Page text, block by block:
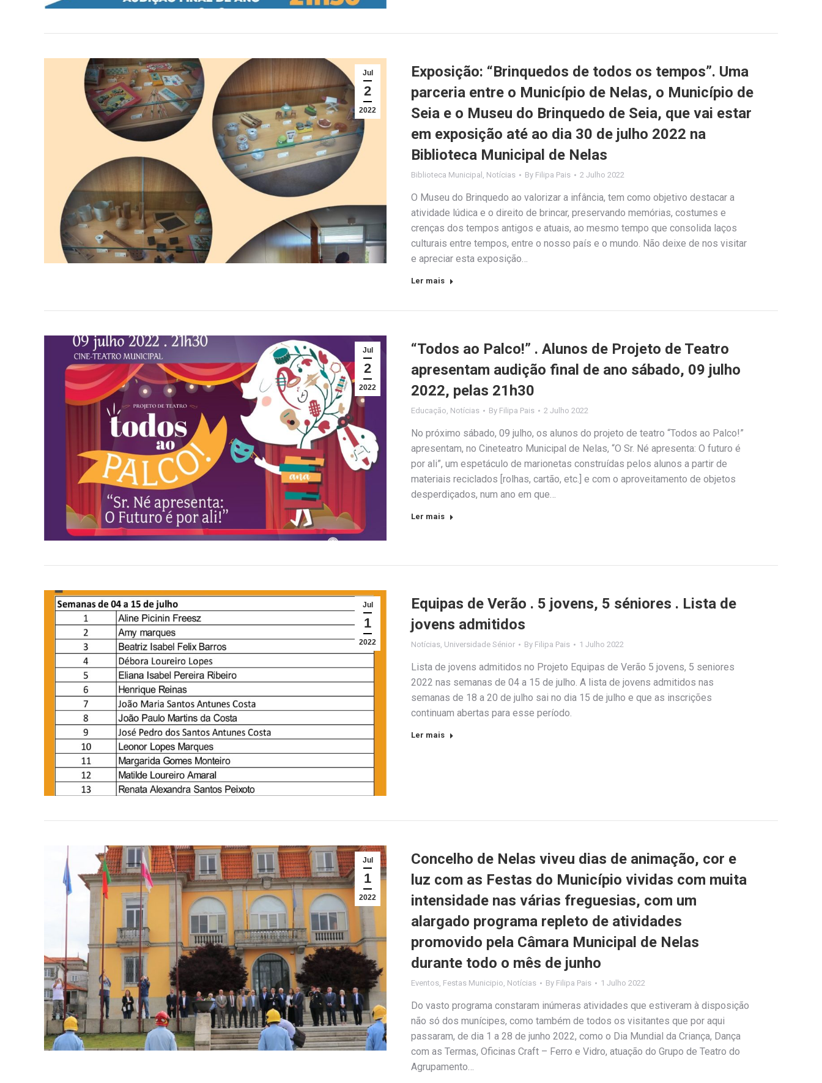
Jul
2
2022
Exposição: “Brinquedos de todos os tempos”. Uma
parceria entre o Município de Nelas, o Município de
Seia e o Museu do Brinquedo de Seia, que vai estar
em exposição até ao dia 30 de julho 2022 na
Biblioteca Municipal de Nelas
Biblioteca Municipal Notícias By Filipa Pais 2 Julho 2022
O Museu do Brinquedo ao valorizar a infância, tem como objetivo destacar a
atividade lúdica e o direito de brincar, preservando memórias, costumes e
crenças dos tempos antigos e atuais, ao mesmo tempo que consolida laços
culturais entre tempos, entre o nosso país e o mundo. Não deixe de nos visitar
e apreciar esta exposição…
Ler mais
Jul
2
2022
“Todos ao Palco!” . Alunos de Projeto de Teatro
apresentam audição final de ano sábado, 09 julho
2022, pelas 21h30
Educação Notícias By Filipa Pais 2 Julho 2022
No próximo sábado, 09 julho, os alunos do projeto de teatro “Todos ao Palco!”
apresentam, no Cineteatro Municipal de Nelas, “O Sr. Né apresenta: O futuro é
por ali”, um espetáculo de marionetas construídas pelos alunos a partir de
materiais reciclados [rolhas, cartão, etc.] e com o aproveitamento de objetos
desperdiçados, num ano em que…
Ler mais
Jul
1
2022
Equipas de Verão . 5 jovens, 5 séniores . Lista de
jovens admitidos
Notícias, Universidade Sénior By Filipa Pais 1 Julho 2022
Lista de jovens admitidos no Projeto Equipas de Verão 5 jovens, 5 seniores
2022 nas semanas de 04 a 15 de julho. A lista de jovens admitidos nas
semanas de 18 a 20 de julho sai no dia 15 de julho e que as inscrições
continuam abertas para esse período.
Ler mais
Jul
1
2022
Concelho de Nelas viveu dias de animação, cor e
luz com as Festas do Município vividas com muita
intensidade nas várias freguesias, com um
alargado programa repleto de atividades
promovido pela Câmara Municipal de Nelas
durante todo o mês de junho
Eventos Festas Municipio Notícias By Filipa Pais 1 Julho 2022
Do vasto programa constaram inúmeras atividades que estiveram à disposição
não só dos munícipes, como também de todos os visitantes que por aqui
passaram, de dia 1 a 28 de junho 2022, como o Dia Mundial da Criança, Dança
com as Termas, Oficinas Craft – Ferro e Vidro, atuação do Grupo de Teatro do
Agrupamento…